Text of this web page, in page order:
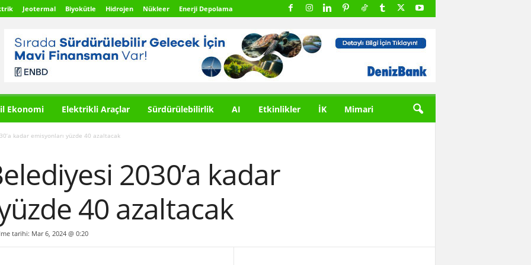
Jeotermal Biyokütle Hidrojen Nükleer Enerji Depolama
Ekonomi Elektrikli Araçlar Sürdürülebilirlik AI Etkinlikler İK Mimari
kadar emisyonları yüzde 40 azaltacak
2030’a kadar
40 azaltacak
tarihi: Mar 6, 2024 @ 0:20